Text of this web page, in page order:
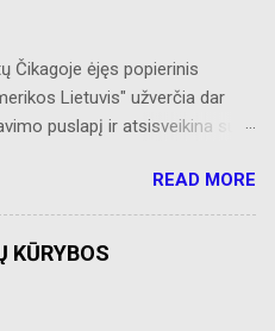
Čikagoje ėjęs popierinis
Lietuvis" užverčia dar
puslapį ir atsisveikina su
apie Amerikos lietuvių
apžvalgų, trumpų žinių
jos priemiesčius. Dėkojame
neseniai prie AL
Ačiū už palaikymą
READ MORE
KŪRYBOS